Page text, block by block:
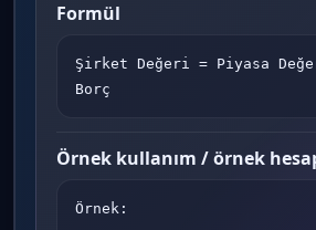
Formül
Şirket Değeri = Piyasa
Borç
Örnek kullanım / örnek
Örnek: